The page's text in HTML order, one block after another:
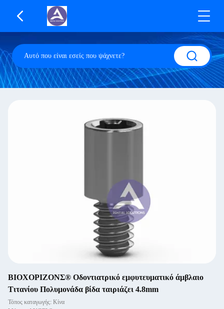
ΒΙΟΧΟΡΙΖΟΝΣ® Οδοντιατρικό εμφυτευματικό άμβλαιο
Τιτανίου Πολυμονάδα βίδα ταιριάζει 4.8mm
Τόπος καταγωγής: Κίνα